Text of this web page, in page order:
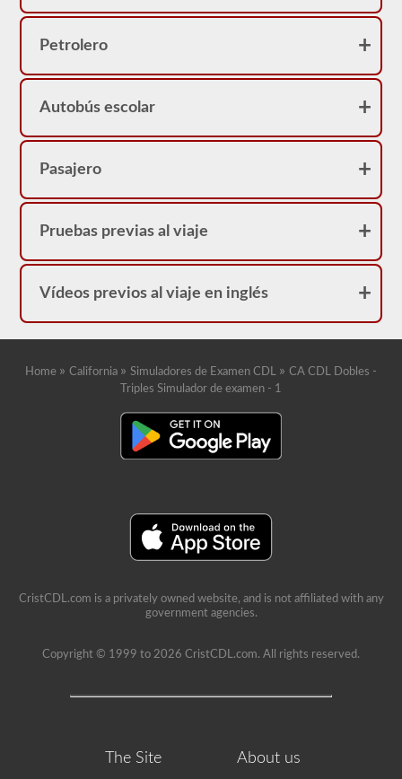
Petrolero
Autobús escolar
Pasajero
Pruebas previas al viaje
Vídeos previos al viaje en inglés
Home » California » Simuladores de Examen CDL » CA CDL Dobles -
Triples Simulador de examen - 1
CristCDL.com is a privately owned website, and is not affiliated with any
government agencies.
Copyright © 1999 to 2026 CristCDL.com. All rights reserved.
The Site About us